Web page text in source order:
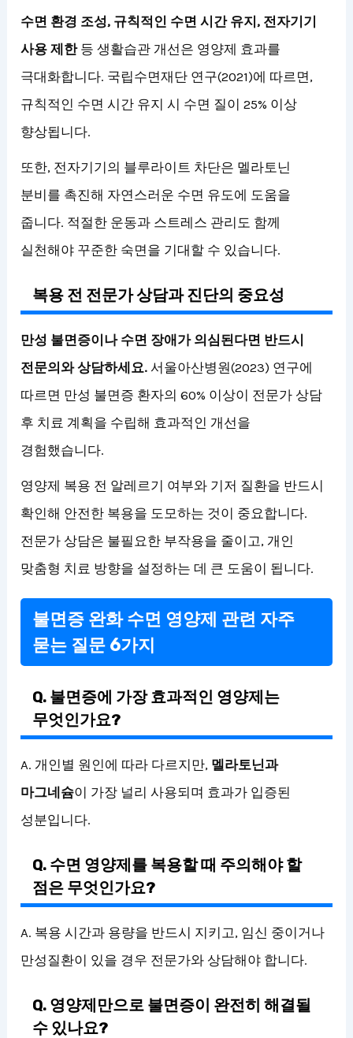
수면 환경 조성, 규칙적인 수면 시간 유지, 전자기기
사용 제한등 생활습관 개선은 영양제 효과를
극대화합니다. 국립수면재단 연구(2021)에 따르면,
규칙적인 수면 시간 유지 시 수면 질이 25% 이상
향상됩니다.
또한, 전자기기의 블루라이트 차단은 멜라토닌
분비를 촉진해 자연스러운 수면 유도에 도움을
줍니다. 적절한 운동과 스트레스 관리도 함께
실천해야 꾸준한 숙면을 기대할 수 있습니다.
복용 전 전문가 상담과 진단의 중요성
만성 불면증이나 수면 장애가 의심된다면 반드시
전문의와 상담하세요. 서울아산병원(2023) 연구에
따르면 만성 불면증 환자의 60% 이상이 전문가 상담
후 치료 계획을 수립해 효과적인 개선을
경험했습니다.
영양제 복용 전 알레르기 여부와 기저 질환을 반드시
확인해 안전한 복용을 도모하는 것이 중요합니다.
전문가 상담은 불필요한 부작용을 줄이고, 개인
맞춤형 치료 방향을 설정하는 데 큰 도움이 됩니다.
불면증 완화 수면 영양제 관련 자주
묻는 질문 6가지
Q. 불면증에 가장 효과적인 영양제는
무엇인가요?
A. 개인별 원인에 따라 다르지만, 멜라토닌과
마그네슘이 가장 널리 사용되며 효과가 입증된
성분입니다.
Q. 수면 영양제를 복용할 때 주의해야 할
점은 무엇인가요?
A. 복용 시간과 용량을 반드시 지키고, 임신 중이거나
만성질환이 있을 경우 전문가와 상담해야 합니다.
Q. 영양제만으로 불면증이 완전히 해결될
수 있나요?